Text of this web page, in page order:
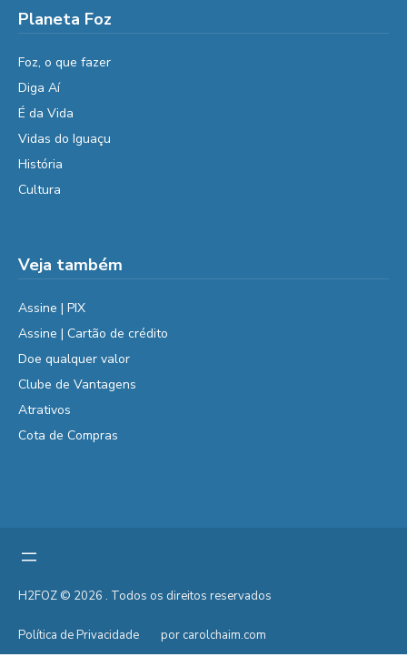
Planeta Foz
Foz, o que fazer
Diga Aí
É da Vida
Vidas do Iguaçu
História
Cultura
Veja também
Assine | PIX
Assine | Cartão de crédito
Doe qualquer valor
Clube de Vantagens
Atrativos
Cota de Compras
H2FOZ © 2026 . Todos os direitos reservados
Política de Privacidade por carolchaim.com